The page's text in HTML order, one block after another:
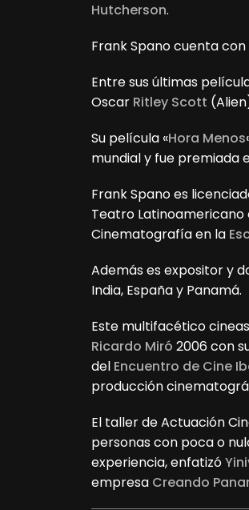
Hutcherson.
Frank Spano cuenta
Entre sus últimas
Oscar Ritley Scott
Su película «Hora Menos
mundial y fue premiada
Frank Spano es
Teatro Latinoamericano
Cinematografía en la
Además es expositor y
India, España y Panamá.
Este multifacético
Ricardo Miró 2006 con
del Encuentro de Cine
producción
El taller de Actuación
personas con poca o
experiencia, enfatizó
empresa Creando